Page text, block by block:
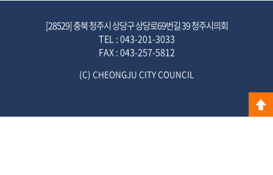
[28529] 충북 청주시 상당구 상당로69번길 39 청주시의회
TEL : 043-201-3033
FAX : 043-257-5812
(C) CHEONGJU CITY COUNCIL